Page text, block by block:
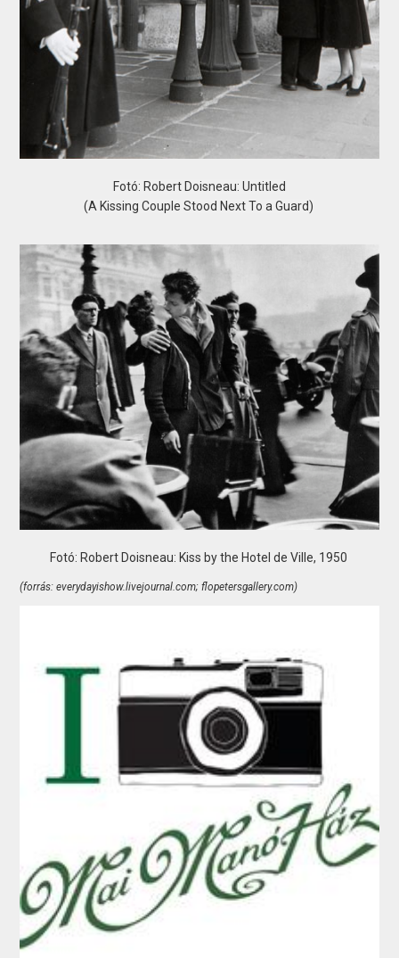
Fotó: Robert Doisneau: Untitled
(A Kissing Couple Stood Next To a Guard)
Fotó: Robert Doisneau: Kiss by the Hotel de Ville, 1950
(forrás: everydayishow.livejournal.com; flopetersgallery.com)